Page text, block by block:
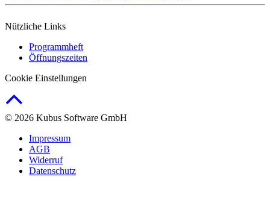
Nützliche Links
Programmheft
Öffnungszeiten
Cookie Einstellungen
© 2026 Kubus Software GmbH
Impressum
AGB
Widerruf
Datenschutz